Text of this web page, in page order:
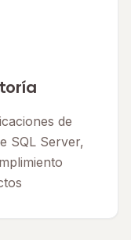
de
SQL Server,